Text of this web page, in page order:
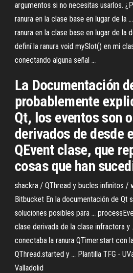
argumentos si no necesitas usarlos.
ranura en la clase base en lugar de la
ranura en la clase base en lugar de la
definí la ranura void mySlot() en mi
conectando alguna señal ...
La Documentación
probablemente
Qt, los eventos son
derivados de desde
QEvent clase, que
cosas que han
shackra / QThread y bucles infinitos /
Bitbucket En la documentación de Qt
soluciones posibles para ...
clase derivada de la clase infractora y
conectaba la ranura QTimer.start con
QThread.started y ... Plantilla TFG -
Valladolid